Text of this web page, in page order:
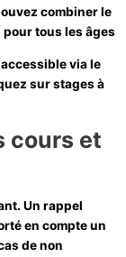
combiner le
tous les âges
via le
sur stages à
cours et
Un rappel
en compte un
de non